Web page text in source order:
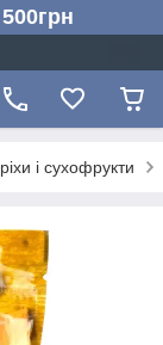
500грн
і сухофрукти